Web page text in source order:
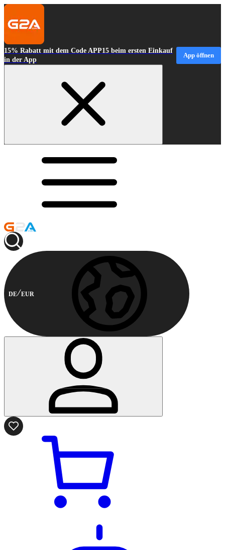
15% Rabatt mit dem Code APP15 beim ersten Einkauf
in der App
App öffnen
DE EUR